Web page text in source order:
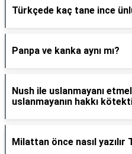
Türkçede kaç tane ince
Panpa ve kanka aynı mı?
Nush ile uslanmayanı
uslanmayanın hakkı
Milattan önce nasıl yazılır